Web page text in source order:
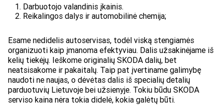
Darbuotojo valandinis įkainis.
Reikalingos dalys ir automobilinė chemija;
Esame nedidelis autoservisas, todėl viską stengiamės
organizuoti kaip įmanoma efektyviau. Dalis užsakinėjame iš
kelių tiekėjų. Ieškome originalių SKODA dalių, bet
neatsisakome ir pakaitalų. Taip pat įvertiname galimybę
naudoti ne naujas, o dėvėtas dalis iš specialių detalių
parduotuvių Lietuvoje bei užsienyje. Tokiu būdu SKODA
serviso kaina nėra tokia didelė, kokia galėtų būti.